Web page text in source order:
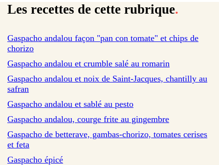
Les recettes de cette rubrique.
Gaspacho andalou façon "pan con tomate" et chips de
chorizo
sur 9 avis
Gaspacho andalou et crumble salé au romarin
sur 24 avis
Gaspacho andalou et noix de Saint-Jacques, chantilly au
safran
sur 9 avis
Gaspacho andalou et sablé au pesto
sur 17 avis
Gaspacho andalou, courge frite au gingembre
sur 12 avis
Gaspacho de betterave, gambas-chorizo, tomates cerises
et feta
sur 612 avis
Gaspacho épicé